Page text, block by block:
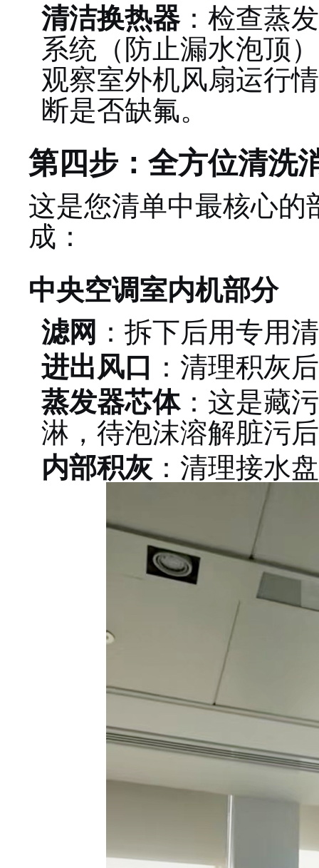
清洁换热器：检查蒸
系统（防止漏水泡顶
观察室外机风扇运行
断是否缺氟。
第四步：全方位清洗
这是您清单中最核心
成：
中央空调室内机部分
滤网 ：拆下后用专用
进出风口 ：清理积灰
蒸发器芯体：这是藏
淋，待泡沫溶解脏污
内部积灰 ：清理接水